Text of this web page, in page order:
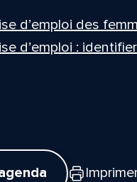
d’emploi des
d’emploi :